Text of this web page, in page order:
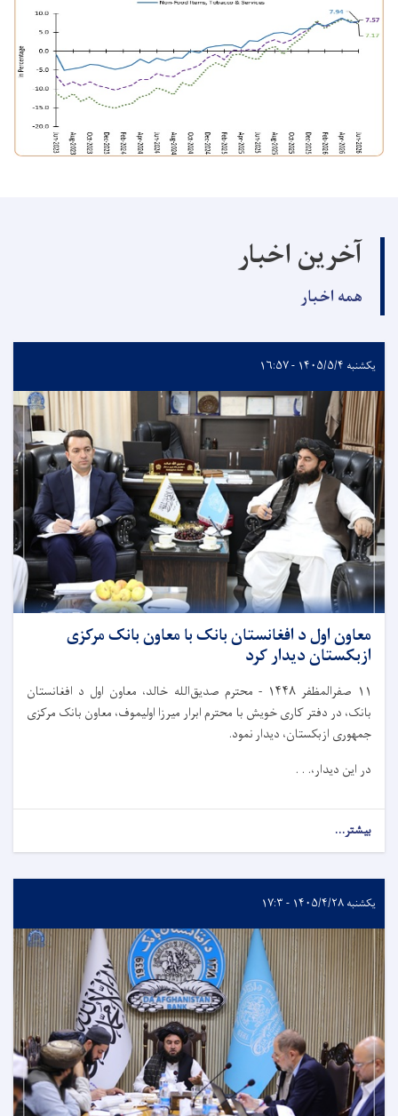
آخرین اخبار
همه اخبار
یکشنبه ۱۴۰۵/۵/۴ - ۱۶:۵۷
معاون اول د افغانستان بانک با معاون بانک مرکزی
ازبکستان دیدار کرد
۱۱ صفرالمظفر ۱۴۴۸ - محترم صدیق‌الله خالد، معاون اول د افغانستان
بانک، در دفتر کاری خویش با محترم ابرار میرزا اولیموف، معاون بانک مرکزی
جمهوری ازبکستان، دیدار نمود.
در این دیدار،. . .
بیشتر...
یکشنبه ۱۴۰۵/۴/۲۸ - ۱۷:۳